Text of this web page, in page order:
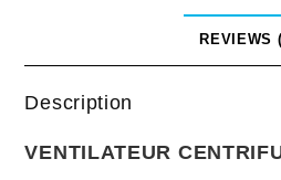
REVIEWS
Description
VENTILATEUR